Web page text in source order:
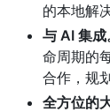
的本地解
与 AI 集成
命周期的
合作，规
全方位的